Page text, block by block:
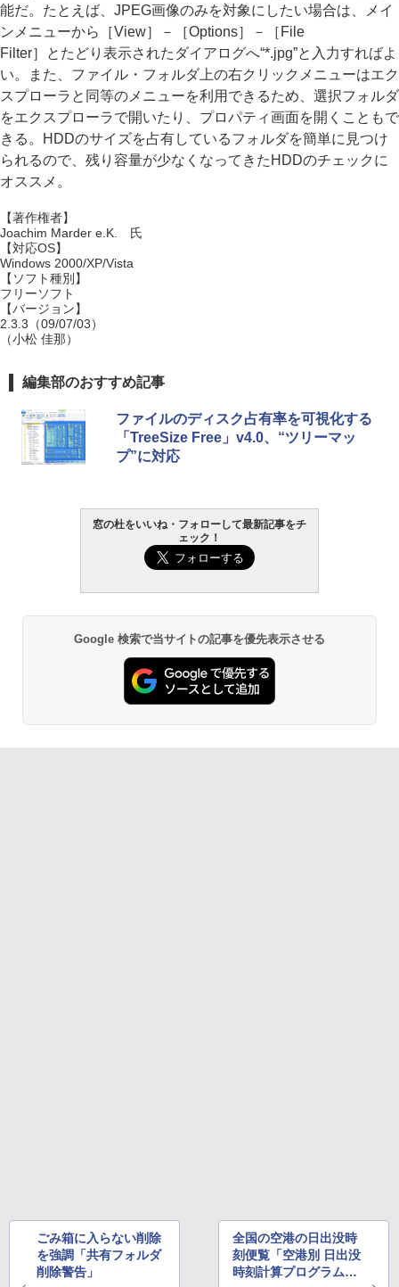
能だ。たとえば、JPEG画像のみを対象にしたい場合は、メイ
ンメニューから［View］－［Options］－［File
Filter］とたどり表示されたダイアログへ“*.jpg”と入力すればよ
い。また、ファイル・フォルダ上の右クリックメニューはエク
スプローラと同等のメニューを利用できるため、選択フォルダ
をエクスプローラで開いたり、プロパティ画面を開くこともで
きる。HDDのサイズを占有しているフォルダを簡単に見つけ
られるので、残り容量が少なくなってきたHDDのチェックに
オススメ。
【著作権者】
Joachim Marder e.K. 氏
【対応OS】
Windows 2000/XP/Vista
【ソフト種別】
フリーソフト
【バージョン】
2.3.3（09/07/03）
（小松 佳那）
編集部のおすすめ記事
ファイルのディスク占有率を可視化する
「TreeSize Free」v4.0、“ツリーマッ
プ”に対応
窓の杜をいいね・フォローして最新記事をチ
ェック！
Google 検索で当サイトの記事を優先表示させる
ごみ箱に入らない削除
を強調「共有フォルダ
削除警告」
全国の空港の日出没時
刻便覧「空港別 日出没
時刻計算プログラム」